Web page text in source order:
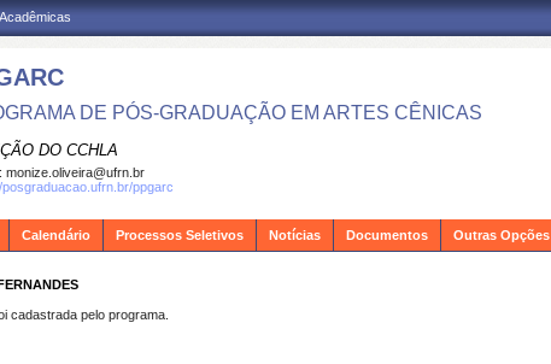
DE PÓS-GRADUAÇÃO EM ARTES CÊNICAS
DO CCHLA
monize.oliveira@ufrn.br
ppgarc
Calendário Processos Seletivos Notícias Documentos Outras Opções
cadastrada pelo programa.